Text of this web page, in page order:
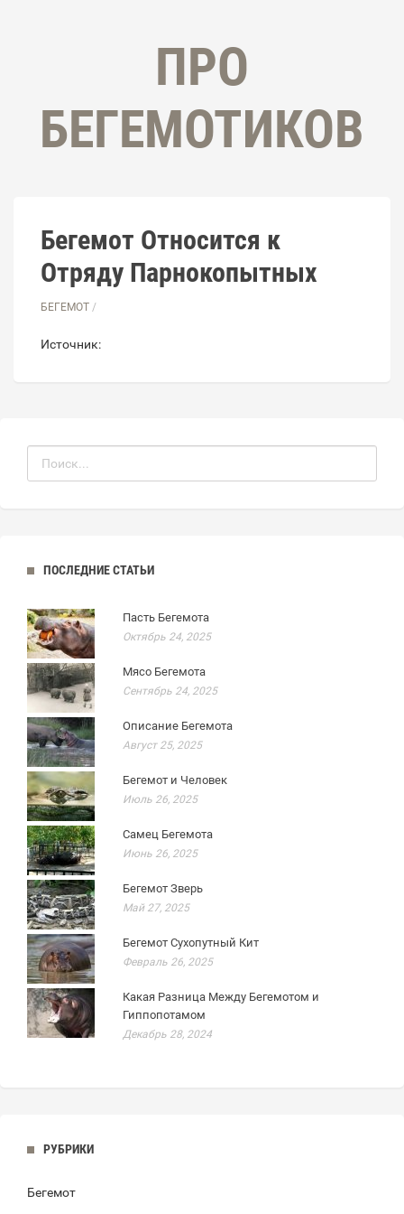
ПРО
БЕГЕМОТИКОВ
Бегемот Относится к
Отряду Парнокопытных
БЕГЕМОТ /
Источник:
ПОСЛЕДНИЕ СТАТЬИ
Пасть Бегемота
Октябрь 24, 2025
Мясо Бегемота
Сентябрь 24, 2025
Описание Бегемота
Август 25, 2025
Бегемот и Человек
Июль 26, 2025
Самец Бегемота
Июнь 26, 2025
Бегемот Зверь
Май 27, 2025
Бегемот Сухопутный Кит
Февраль 26, 2025
Какая Разница Между Бегемотом и
Гиппопотамом
Декабрь 28, 2024
РУБРИКИ
Бегемот